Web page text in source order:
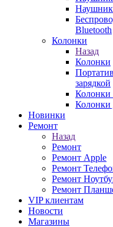
Bluetooth
Колонки
Назад
Колонки
зарядкой
Колонки
Колонки
Новинки
Ремонт
Назад
Ремонт
Ремонт Apple
Ремонт
Ремонт
Ремонт
VIP клиентам
Новости
Магазины